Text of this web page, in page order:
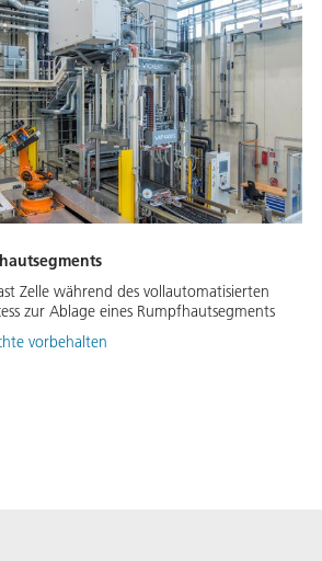
Zelle während des vollautomatisierten
zur Ablage eines Rumpfhautsegments
vorbehalten